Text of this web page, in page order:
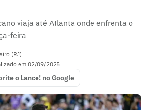
viaja até Atlanta onde enfrenta o
feira
(RJ)
em 02/09/2025
o Lance! no Google